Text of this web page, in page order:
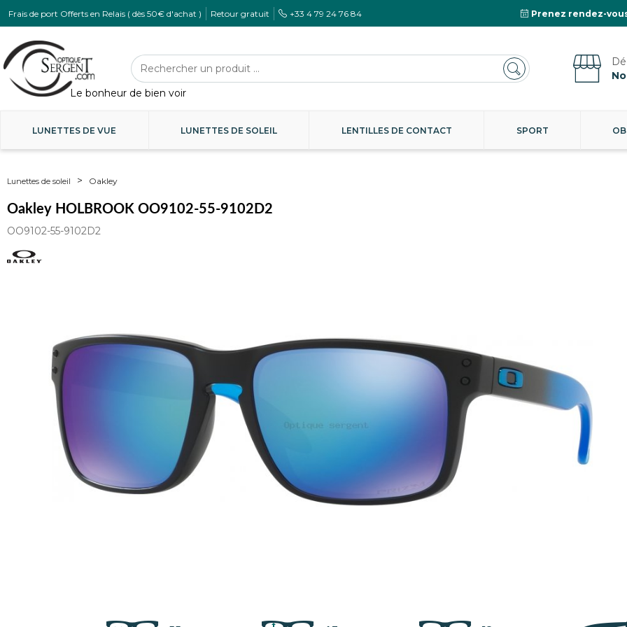
Frais de port Offerts en Relais ( dès 50€ d'achat ) Retour gratuit +33 4 79 24 76 84 Prenez rendez-
LUNETTES DE VUE LUNETTES DE SOLEIL LENTILLES DE CONTACT SPORT
Lunettes de soleil Oakley
Oakley HOLBROOK OO9102-55-9102D2
OO9102-55-9102D2